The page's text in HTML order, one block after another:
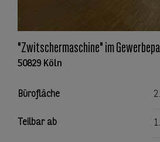
"Zwitschermaschine" im
50829 Köln
Bürofläche
Teilbar ab